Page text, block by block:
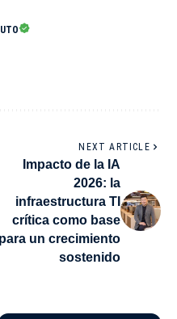
NEXT ARTICLE
Impacto de la IA
2026: la
infraestructura TI
crítica como base
para un crecimiento
sostenido